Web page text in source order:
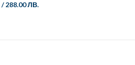
/288.00 ЛВ.